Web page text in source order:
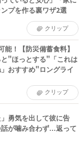
プを作る裏ワザ2選
クリップ
能！【防災備蓄食料】
"ほっとする"「これは
おすすめ"ロングライ
クリップ
」勇気を出して彼に告
が噛み合わず…返って